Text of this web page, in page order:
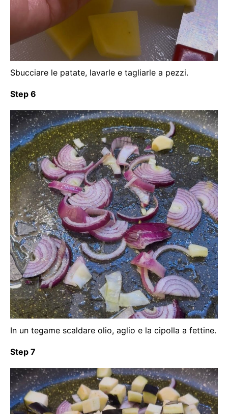
Sbucciare le patate, lavarle e tagliarle a pezzi.
Step 6
In un tegame scaldare olio, aglio e la cipolla a fettine.
Step 7